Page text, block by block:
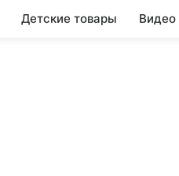
Детские товары Видео